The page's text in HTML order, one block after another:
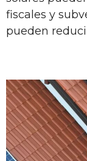
fiscales y
pueden